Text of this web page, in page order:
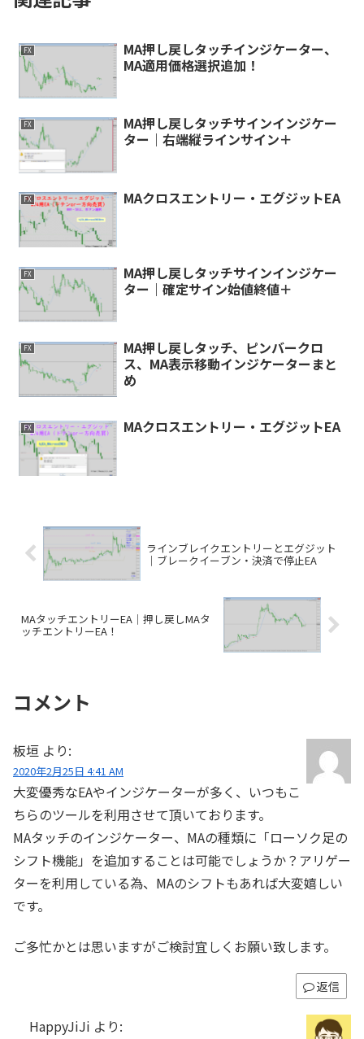
FX
MA押し戻しタッチインジケーター、
MA適用価格選択追加！
FX
MA押し戻しタッチサインインジケー
ター｜右端縦ラインサイン＋
FX MAクロスエントリー・エグジットEA
FX
MA押し戻しタッチサインインジケー
ター｜確定サイン始値終値＋
FX
MA押し戻しタッチ、ピンバークロ
ス、MA表示移動インジケーターまと
め
FX MAクロスエントリー・エグジットEA
ラインブレイクエントリーとエグジット
｜ブレークイーブン・決済で停止EA
MAタッチエントリーEA｜押し戻しMAタ
ッチエントリーEA！
コメント
板垣 より:
2020年2月25日 4:41 AM
大変優秀なEAやインジケーターが多く、いつもこ
ちらのツールを利用させて頂いております。
MAタッチのインジケーター、MAの種類に「ローソク足の
シフト機能」を追加することは可能でしょうか？アリゲー
ターを利用している為、MAのシフトもあれば大変嬉しい
です。
ご多忙かとは思いますがご検討宜しくお願い致します。
返信
HappyJiJi より: